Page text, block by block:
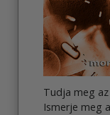
Tudja meg
Ismerje meg